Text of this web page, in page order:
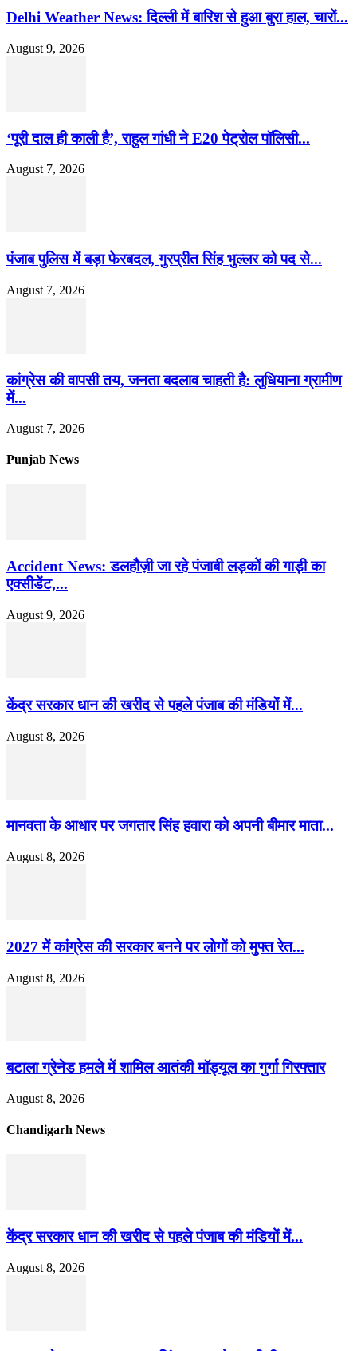
Delhi Weather News: दिल्ली में बारिश से हुआ बुरा हाल, चारों...
August 9, 2026
‘पूरी दाल ही काली है’, राहुल गांधी ने E20 पेट्रोल पॉलिसी...
August 7, 2026
पंजाब पुलिस में बड़ा फेरबदल, गुरप्रीत सिंह भुल्लर को पद से...
August 7, 2026
कांग्रेस की वापसी तय, जनता बदलाव चाहती है: लुधियाना ग्रामीण
में...
August 7, 2026
Punjab News
Accident News: डलहौज़ी जा रहे पंजाबी लड़कों की गाड़ी का
एक्सीडेंट,...
August 9, 2026
केंद्र सरकार धान की खरीद से पहले पंजाब की मंडियों में...
August 8, 2026
मानवता के आधार पर जगतार सिंह हवारा को अपनी बीमार माता...
August 8, 2026
2027 में कांग्रेस की सरकार बनने पर लोगों को मुफ्त रेत...
August 8, 2026
बटाला ग्रेनेड हमले में शामिल आतंकी मॉड्यूल का गुर्गा गिरफ्तार
August 8, 2026
Chandigarh News
केंद्र सरकार धान की खरीद से पहले पंजाब की मंडियों में...
August 8, 2026